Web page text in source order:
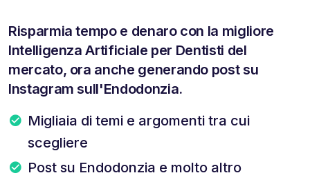
Risparmia tempo e denaro con la migliore
Intelligenza Artificiale per Dentisti del
mercato, ora anche generando post su
Instagram sull'Endodonzia.
Migliaia di temi e argomenti tra cui
scegliere
Post su Endodonzia e molto altro